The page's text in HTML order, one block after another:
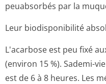
peuabsorbés par la
Leur biodisponibilité
L'acarbose est peu fixé
(environ 15 %). Sademi-
est de 6 à 8 heures. Les